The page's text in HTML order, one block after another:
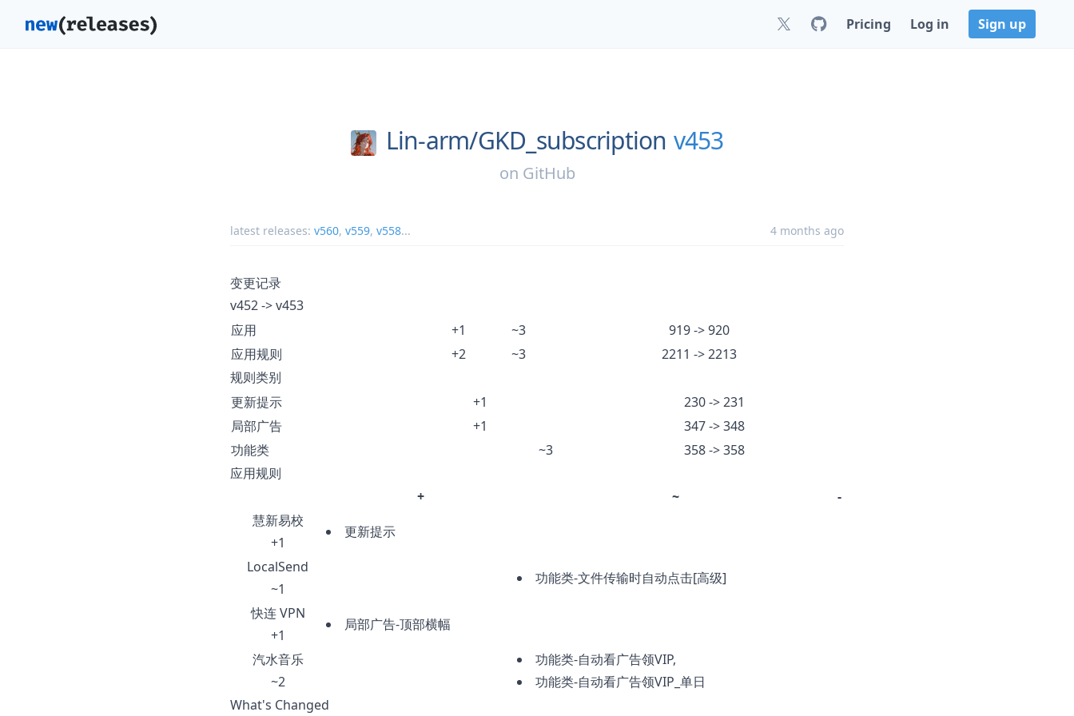
Pricing Log in Sign up
Lin-arm/GKD_subscription v453
on GitHub
latest releases: v560, v559, v558... 4 months ago
变更记录
v452 -> v453
应用
+1 ~3
919 -> 920
应用规则
+2 ~3
2211 -> 2213
规则类别
更新提示
+1
230 -> 231
局部广告
+1
347 -> 348
功能类
~3
358 -> 358
应用规则
+
~
-
慧新易校
+1
更新提示
LocalSend
~1
功能类-文件传输时自动点击[高级]
快连 VPN
+1
局部广告-顶部横幅
汽水音乐
~2
功能类-自动看广告领VIP,
功能类-自动看广告领VIP_单日
What's Changed